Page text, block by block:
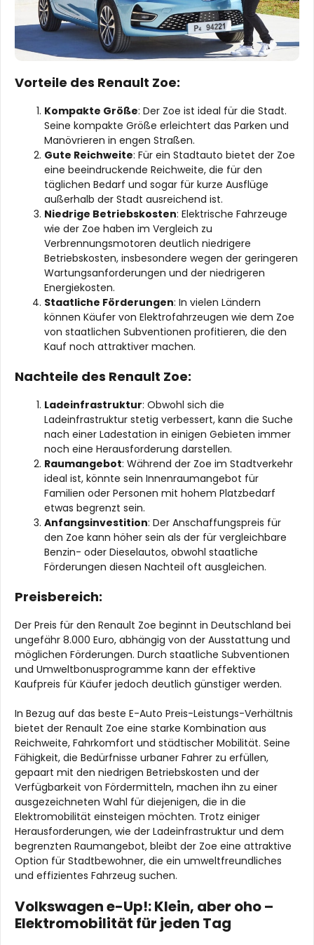
Vorteile des Renault Zoe:
Kompakte Größe: Der Zoe ist ideal für die Stadt.
Seine kompakte Größe erleichtert das Parken und
Manövrieren in engen Straßen.
Gute Reichweite: Für ein Stadtauto bietet der Zoe
eine beeindruckende Reichweite, die für den
täglichen Bedarf und sogar für kurze Ausflüge
außerhalb der Stadt ausreichend ist.
Niedrige Betriebskosten: Elektrische Fahrzeuge
wie der Zoe haben im Vergleich zu
Verbrennungsmotoren deutlich niedrigere
Betriebskosten, insbesondere wegen der geringeren
Wartungsanforderungen und der niedrigeren
Energiekosten.
Staatliche Förderungen: In vielen Ländern
können Käufer von Elektrofahrzeugen wie dem Zoe
von staatlichen Subventionen profitieren, die den
Kauf noch attraktiver machen.
Nachteile des Renault Zoe:
Ladeinfrastruktur: Obwohl sich die
Ladeinfrastruktur stetig verbessert, kann die Suche
nach einer Ladestation in einigen Gebieten immer
noch eine Herausforderung darstellen.
Raumangebot: Während der Zoe im Stadtverkehr
ideal ist, könnte sein Innenraumangebot für
Familien oder Personen mit hohem Platzbedarf
etwas begrenzt sein.
Anfangsinvestition: Der Anschaffungspreis für
den Zoe kann höher sein als der für vergleichbare
Benzin- oder Dieselautos, obwohl staatliche
Förderungen diesen Nachteil oft ausgleichen.
Preisbereich:
Der Preis für den Renault Zoe beginnt in Deutschland bei
ungefähr 8.000 Euro, abhängig von der Ausstattung und
möglichen Förderungen. Durch staatliche Subventionen
und Umweltbonusprogramme kann der effektive
Kaufpreis für Käufer jedoch deutlich günstiger werden.
In Bezug auf das beste E-Auto Preis-Leistungs-Verhältnis
bietet der Renault Zoe eine starke Kombination aus
Reichweite, Fahrkomfort und städtischer Mobilität. Seine
Fähigkeit, die Bedürfnisse urbaner Fahrer zu erfüllen,
gepaart mit den niedrigen Betriebskosten und der
Verfügbarkeit von Fördermitteln, machen ihn zu einer
ausgezeichneten Wahl für diejenigen, die in die
Elektromobilität einsteigen möchten. Trotz einiger
Herausforderungen, wie der Ladeinfrastruktur und dem
begrenzten Raumangebot, bleibt der Zoe eine attraktive
Option für Stadtbewohner, die ein umweltfreundliches
und effizientes Fahrzeug suchen.
Volkswagen e-Up!: Klein, aber oho –
Elektromobilität für jeden Tag